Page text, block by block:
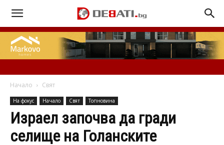
Начало Свят
На фокус Начало Свят Топновина
Израел започва да гради
селище на Голанските